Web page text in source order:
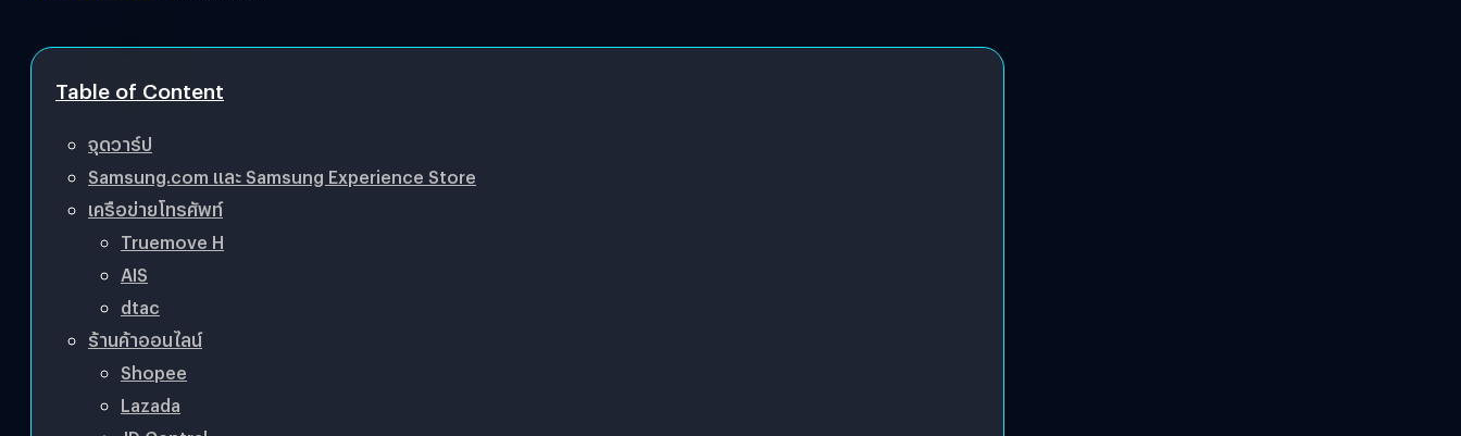
Table of Content
จุดวาร์ป
Samsung.com และ Samsung Experience Store
เครือข่ายโทรศัพท์
Truemove H
AIS
dtac
ร้านค้าออนไลน์
Shopee
Lazada